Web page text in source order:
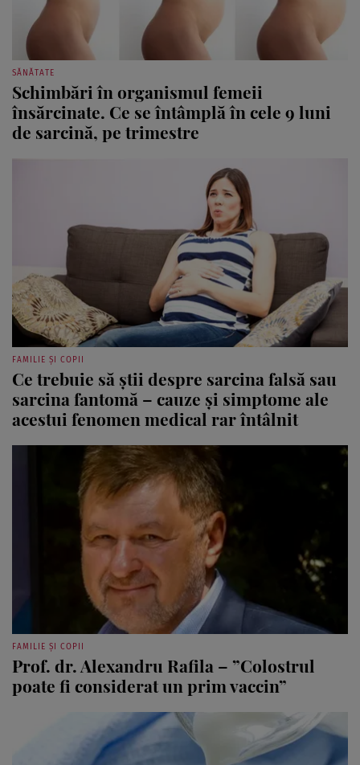
SĂNĂTATE
Schimbări în organismul femeii
însărcinate. Ce se întâmplă în cele 9 luni
de sarcină, pe trimestre
FAMILIE ȘI COPII
Ce trebuie să știi despre sarcina falsă sau
sarcina fantomă – cauze și simptome ale
acestui fenomen medical rar întâlnit
FAMILIE ȘI COPII
Prof. dr. Alexandru Rafila – ”Colostrul
poate fi considerat un prim vaccin”